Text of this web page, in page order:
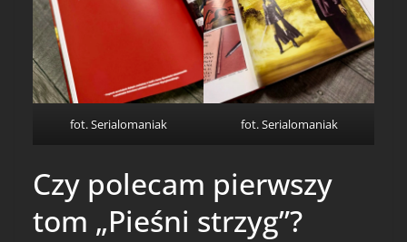
fot. Serialomaniak fot. Serialomaniak
Czy polecam pierwszy
tom „Pieśni strzyg”?